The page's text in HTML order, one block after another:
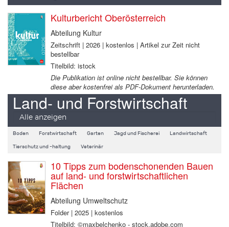
Kulturbericht Oberösterreich
Abteilung Kultur
Zeitschrift | 2026 | kostenlos | Artikel zur Zeit nicht
bestellbar
Titelbild: istock
Die Publikation ist online nicht bestellbar. Sie können
diese aber kostenfrei als PDF-Dokument herunterladen.
Land- und Forstwirtschaft
Alle anzeigen
Boden Forstwirtschaft Garten Jagd und Fischerei Landwirtschaft
Tierschutz und -haltung Veterinär
10 Tipps zum bodenschonenden Bauen
auf land- und forstwirtschaftlichen
Flächen
Abteilung Umweltschutz
Folder | 2025 | kostenlos
Titelbild: ©maxbelchenko - stock.adobe.com